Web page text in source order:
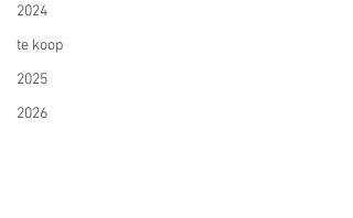
2024
te koop
2025
2026